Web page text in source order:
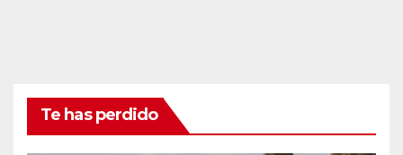
Te has perdido